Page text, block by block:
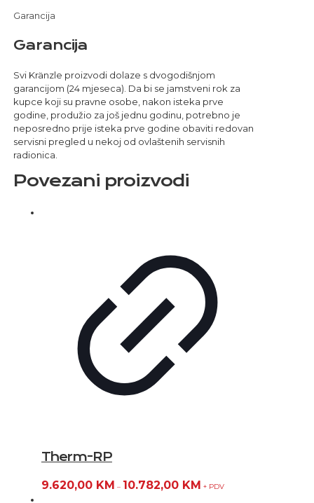
Garancija
Garancija
Svi Kränzle proizvodi dolaze s dvogodišnjom
garancijom (24 mjeseca). Da bi se jamstveni rok za
kupce koji su pravne osobe, nakon isteka prve
godine, produžio za još jednu godinu, potrebno je
neposredno prije isteka prve godine obaviti redovan
servisni pregled u nekoj od ovlaštenih servisnih
radionica.
Povezani proizvodi
Therm-RP
9.620,00 KM – 10.782,00 KM + PDV